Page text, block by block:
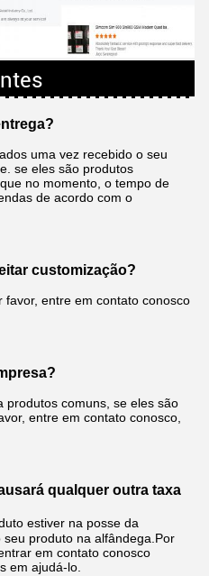
uma vez recebido o seu
se eles são produtos
no momento, o tempo de
de acordo com o
customização?
favor, entre em contato conosco
produtos comuns, se eles são
entre em contato conosco,
qualquer outra taxa
estiver na posse da
produto na alfândega.Por
em contato conosco
em ajudá-lo.